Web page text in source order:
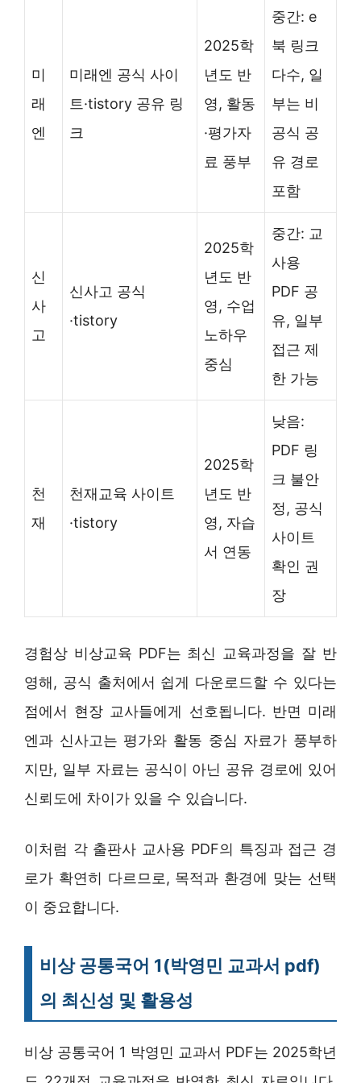
미
래
엔
미래엔 공식 사이
트·tistory 공유 링
크
2025학
년도 반
영, 활동
·평가자
료 풍부
중간: e
북 링크
다수, 일
부는 비
공식 공
유 경로
포함
신
사
고
신사고 공식
·tistory
2025학
년도 반
영, 수업
노하우
중심
중간: 교
사용
PDF 공
유, 일부
접근 제
한 가능
천
재
천재교육 사이트
·tistory
2025학
년도 반
영, 자습
서 연동
낮음:
PDF 링
크 불안
정, 공식
사이트
확인 권
장
경험상 비상교육 PDF는 최신 교육과정을 잘 반
영해, 공식 출처에서 쉽게 다운로드할 수 있다는
점에서 현장 교사들에게 선호됩니다. 반면 미래
엔과 신사고는 평가와 활동 중심 자료가 풍부하
지만, 일부 자료는 공식이 아닌 공유 경로에 있어
신뢰도에 차이가 있을 수 있습니다.
이처럼 각 출판사 교사용 PDF의 특징과 접근 경
로가 확연히 다르므로, 목적과 환경에 맞는 선택
이 중요합니다.
비상 공통국어 1(박영민 교과서 pdf)
의 최신성 및 활용성
비상 공통국어 1 박영민 교과서 PDF는 2025학년